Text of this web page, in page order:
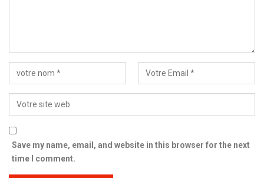
Save my name, email, and website in this browser for the next
time I comment.